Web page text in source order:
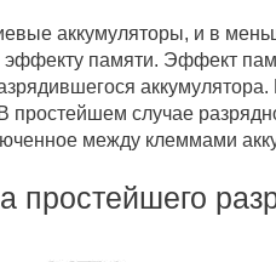
аккумуляторы, и в
памяти. Эффект
случае
между клеммами
простейшего